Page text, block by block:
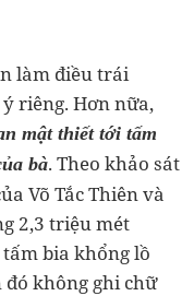
làm điều trái
riêng. Hơn nữa,
mật thiết tới tấm
bà. Theo khảo sát
Võ Tắc Thiên và
2,3 triệu mét
bia khổng lồ
đó không ghi chữ